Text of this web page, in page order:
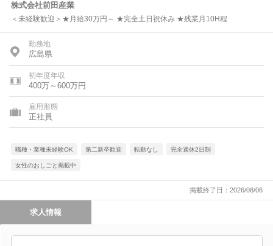
株式会社前田産業
＜未経験歓迎＞★月給30万円～ ★完全土日祝休み ★残業月10H程
勤務地
広島県
初年度年収
400万～600万円
雇用形態
正社員
職種・業種未経験OK 第二新卒歓迎 転勤なし 完全週休2日制
女性のおしごと掲載中
掲載終了日：2026/08/06
求人情報